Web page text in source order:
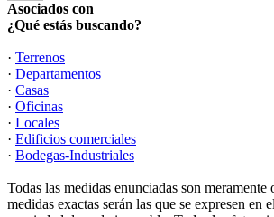
Asociados con
¿Qué estás buscando?
· Terrenos
· Departamentos
· Casas
· Oficinas
· Locales
· Edificios comerciales
· Bodegas-Industriales
Todas las medidas enunciadas son meramente
medidas exactas serán las que se expresen en